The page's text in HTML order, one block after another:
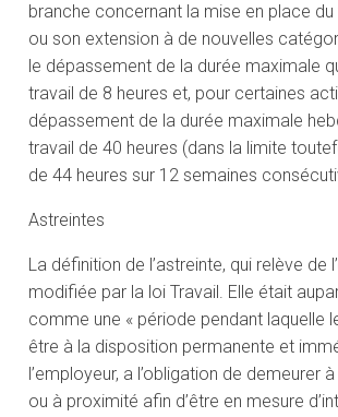
branche concernant la mise en place du
ou son extension à de nouvelles
le dépassement de la durée maximale
travail de 8 heures et, pour certaines
dépassement de la durée maximale
travail de 40 heures (dans la limite
de 44 heures sur 12 semaines
Astreintes
La définition de l’astreinte, qui relève de
modifiée par la loi Travail. Elle était
comme une « période pendant laquelle
être à la disposition permanente et
l’employeur, a l’obligation de demeurer
ou à proximité afin d’être en mesure